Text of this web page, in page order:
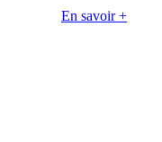
En savoir +